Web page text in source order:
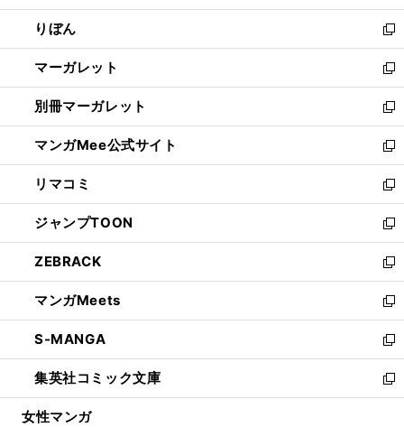
開
く
ウ
で
開
く
ン
ド
ウ
で
開
く
ウ
ィ
ン
ド
ウ
で
開
く
りぼん
新
し
い
ウ
ィ
ン
ド
ウ
で
開
く
マーガレット
新
し
い
ウ
ィ
ン
ド
ウ
で
開
く
別冊マーガレット
新
し
い
ウ
ィ
ン
ド
ウ
で
開
く
マンガMee公式サイト
新
し
い
ウ
ィ
ン
ド
ウ
で
開
く
リマコミ
新
し
い
ウ
ィ
ン
ド
ウ
で
開
く
ジャンプTOON
新
し
い
ウ
ィ
ン
ド
ウ
で
開
ZEBRACK
新
し
い
ウ
ィ
ン
ド
ウ
マンガMeets
新
し
い
ウ
ィ
ン
S-MANGA
新
し
い
ウ
集英社コミック文庫
新
し
女性マンガ